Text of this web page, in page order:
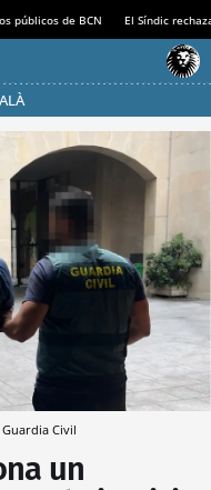
públicos de BCN El Síndic
Guardia Civil
un